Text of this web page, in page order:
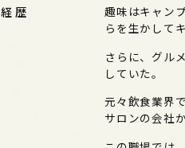
経歴
趣味はキャン
らを生かして
さらに、グル
していた。
元々飲食業界
サロンの会社